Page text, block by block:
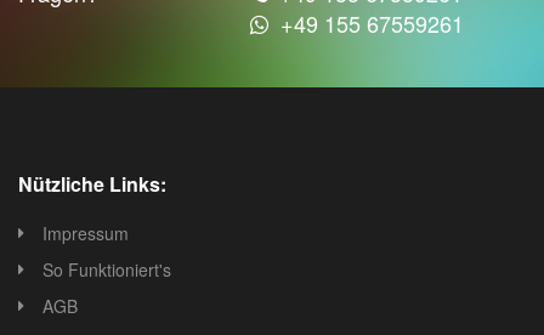
+49 155 67559261
Nützliche Links:
Impressum
So Funktioniert's
AGB